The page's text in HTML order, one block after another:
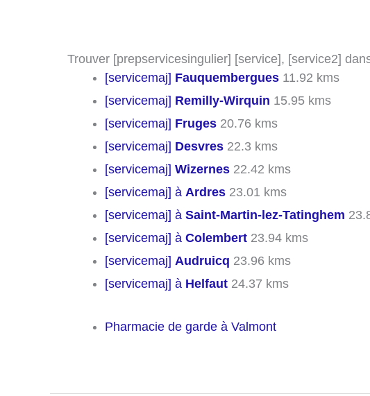
Trouver [prepservicesingulier] [service], [service2]
[servicemaj] Fauquembergues 11.92 kms
[servicemaj] Remilly-Wirquin 15.95 kms
[servicemaj] Fruges 20.76 kms
[servicemaj] Desvres 22.3 kms
[servicemaj] Wizernes 22.42 kms
[servicemaj] à Ardres 23.01 kms
[servicemaj] à Saint-Martin-lez-Tatinghem
[servicemaj] à Colembert 23.94 kms
[servicemaj] Audruicq 23.96 kms
[servicemaj] à Helfaut 24.37 kms
Pharmacie de garde à Valmont